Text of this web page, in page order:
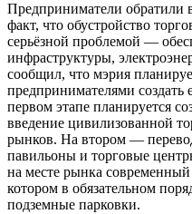
Предприниматели обратили
факт, что обустройство
серьёзной проблемой —
инфраструктуры,
сообщил, что мэрия
предпринимателями
первом этапе планируется
введение цивилизованной
рынков. На втором —
павильоны и торговые
на месте рынка
котором в обязательном
подземные парковки.